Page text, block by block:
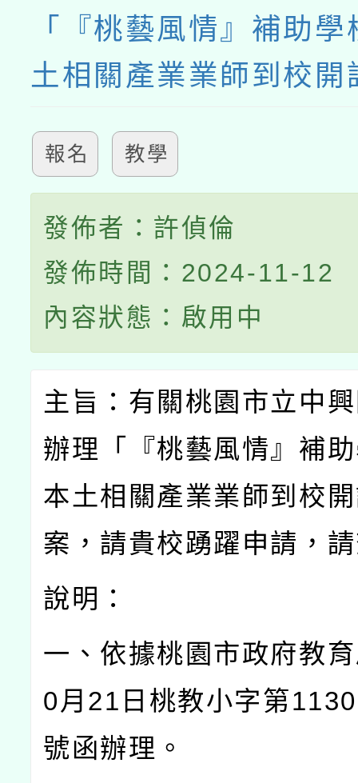
「『桃藝風情』補助
土相關產業業師到校開
報名 教學
發佈者：許偵倫
發佈時間：2024-11-12
內容狀態：啟用中
主旨：有關桃園市立中
辦理「『桃藝風情』補
本土相關產業業師到校
案，請貴校踴躍申請，
說明：
一、依據桃園市政府教
0月 21 日桃教小字第
號函辦理。